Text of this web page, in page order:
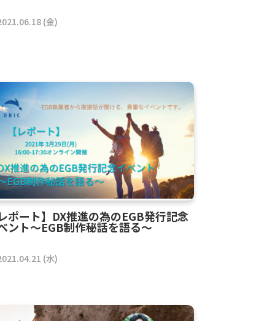
(金)
ポート】DX推進の為のEGB発行記念
ント～EGB制作秘話を語る～
(水)